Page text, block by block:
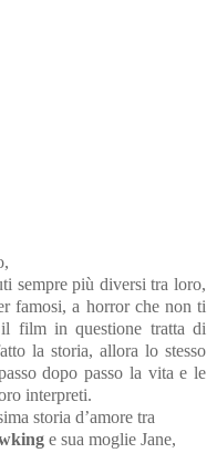
sempre più diversi tra loro,
famosi, a horror che non ti
film in questione tratta di
la storia, allora lo stesso
dopo passo la vita e le
interpreti.
storia d’amore tra
e sua moglie Jane,